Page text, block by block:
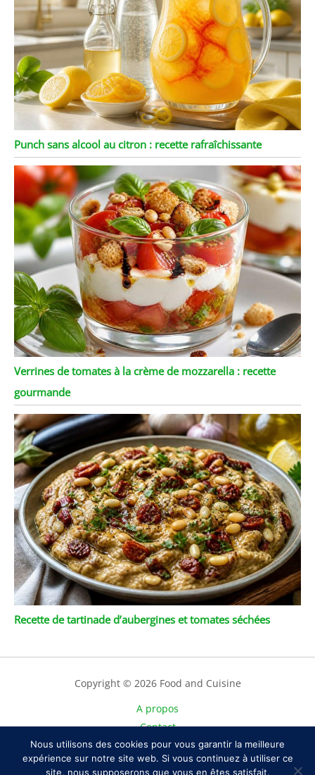
Punch sans alcool au citron : recette rafraîchissante
Verrines de tomates à la crème de mozzarella : recette
gourmande
Recette de tartinade d’aubergines et tomates séchées
Copyright © 2026 Food and Cuisine
A propos
Contact
Plan du site
Mentions légales
Nous utilisons des cookies pour vous garantir la meilleure
expérience sur notre site web. Si vous continuez à utiliser ce
site, nous supposerons que vous en êtes satisfait.